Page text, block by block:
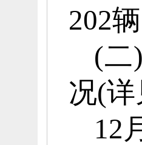
202
(二
况(
12